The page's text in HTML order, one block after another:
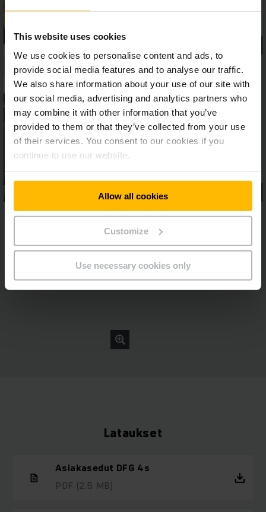
This website uses cookies
We use cookies to personalise content and ads, to
provide social media features and to analyse our traffic.
We also share information about your use of our site with
our social media, advertising and analytics partners who
may combine it with other information that you’ve
provided to them or that they’ve collected from your use
of their services. You consent to our cookies if you
continue to use our website.
Allow all cookies
Customize
Use necessary cookies only
Lataukset
Asiakasedut DFG 4s
PDF (2,5 MB)